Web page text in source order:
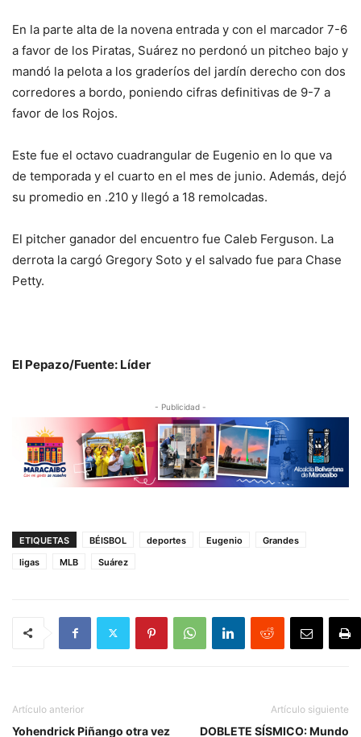
En la parte alta de la novena entrada y con el marcador 7-6
a favor de los Piratas, Suárez no perdonó un pitcheo bajo y
mandó la pelota a los graderíos del jardín derecho con dos
corredores a bordo, poniendo cifras definitivas de 9-7 a
favor de los Rojos.
Este fue el octavo cuadrangular de Eugenio en lo que va
de temporada y el cuarto en el mes de junio. Además, dejó
su promedio en .210 y llegó a 18 remolcadas.
El pitcher ganador del encuentro fue Caleb Ferguson. La
derrota la cargó Gregory Soto y el salvado fue para Chase
Petty.
El Pepazo/Fuente: Líder
- Publicidad -
ETIQUETAS BÉISBOL deportes Eugenio
Grandes
ligas
MLB Suárez
Artículo anterior
Yohendrick Piñango otra vez
Artículo siguiente
DOBLETE SÍSMICO: Mundo